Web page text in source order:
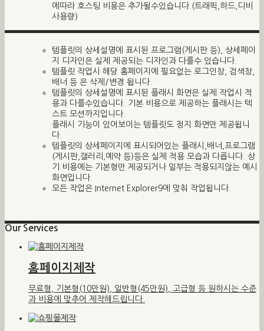
에따라 호스팅 비용은 추가될수있습니다.(트래픽,하드,디비
사용량)
템플릿의 상세설명에 표시된 프로그램(게시판 등), 상세페이
지 디자인은 실제 제공되는 디자인과 다를수 있습니다.
템플릿 작업시 해당 홈페이지에 필요없는 로그인창, 검색창,
배너 등 은 삭제/변경 됩니다.
템플릿의 상세설명에 표시된 플래시 화면은 실제 작업시 적
용과 다를수있습니다. 기본 비용으로 제공하는 플래시는 텍
스트 모션까지입니다.
플래시 기능이 있어보이는 템플릿도 정지 화면만 제공됩니
다.
템플릿의 상세페이지에 표시되어있는 플래시,배너,프로그램
(게시판,갤러리,예약 등)등은 실제 적용 모습과 다릅니다. 상
기 비용에는 기본형만 제공되거나 일부는 적용되지않는 예시
화면입니다.
모든 작업은 Internet Explorer9에 맞춰 작업됩니다.
Our Services
홈페이지제작
무료형, 기본형(10만원), 일반형(45만원), 고급형 등 원하시는 수준
과 비용에 맞추어 제작해드립니다.